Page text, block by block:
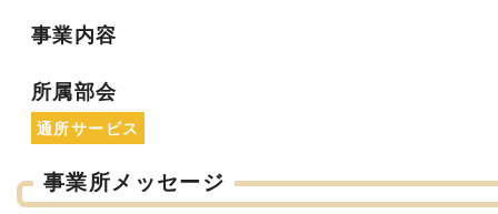
事業内容
所属部会
通所サービス
事業所メッセージ